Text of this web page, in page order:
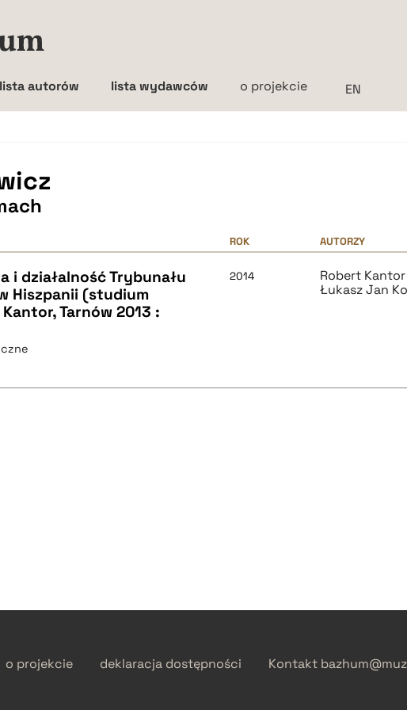
lista autorów lista wydawców o projekcie
ROK AUTORZY
i działalność Trybunału
Hiszpanii (studium
Tarnów 2013 :
2014
Robert Kantor
Łukasz Jan
o projekcie deklaracja dostępności Kontakt